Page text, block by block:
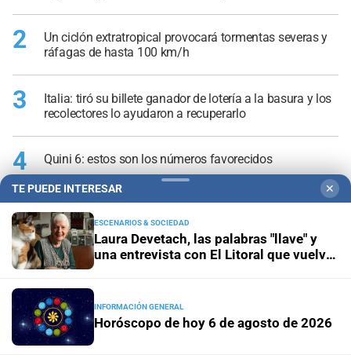
2
Un ciclón extratropical provocará tormentas severas y
ráfagas de hasta 100 km/h
3
Italia: tiró su billete ganador de lotería a la basura y los
recolectores lo ayudaron a recuperarlo
4 Quini 6: estos son los números favorecidos
5
Otro tren descarrilado en la zona oeste y un nuevo
intento de saqueo
TE PUEDE INTERESAR ✕
ESCENARIOS & SOCIEDAD
Laura Devetach, las palabras "llave" y
una entrevista con El Litoral que vuelve
INFORMACIÓN GENERAL
Horóscopo de hoy 6 de agosto de 2026